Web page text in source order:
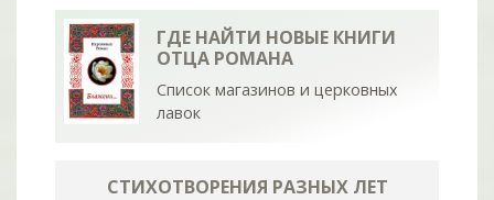
ГДЕ НАЙТИ НОВЫЕ КНИГИ
ОТЦА РОМАНА
Список магазинов и церковных
лавок
СТИХОТВОРЕНИЯ РАЗНЫХ ЛЕТ